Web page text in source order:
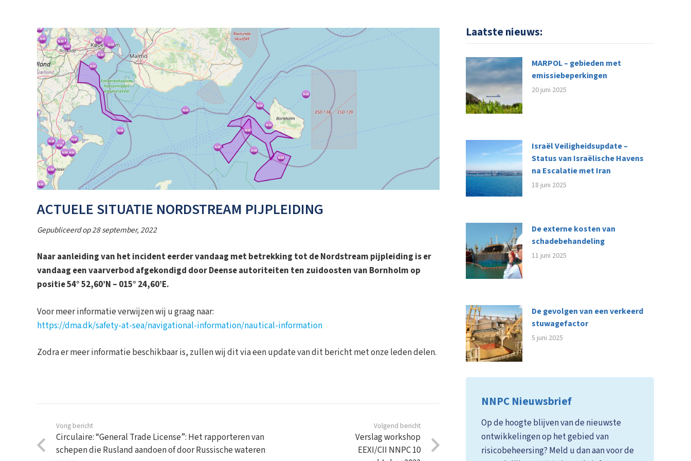
ACTUELE SITUATIE NORDSTREAM PIJPLEIDING
Gepubliceerd op28 september, 2022
Naar aanleiding van het incident eerder vandaag met betrekking tot de Nordstream pijpleiding is er
vandaag een vaarverbod afgekondigd door Deense autoriteiten ten zuidoosten van Bornholm op
positie 54° 52,60’N – 015° 24,60’E.
Voor meer informatie verwijzen wij u graag naar:
https://dma.dk/safety-at-sea/navigational-information/nautical-information
Zodra er meer informatie beschikbaar is, zullen wij dit via een update van dit bericht met onze leden delen.
Vorig bericht
Circulaire: “General Trade License”: Het rapporteren van
schepen die Rusland aandoen of door Russische wateren
Volgend bericht
Verslag workshop
EEXI/CII NNPC 10
Laatste nieuws:
MARPOL – gebieden met
emissiebeperkingen
20 juni 2025
Israël Veiligheidsupdate –
Status van Israëlische Havens
na Escalatie met Iran
18 juni 2025
De externe kosten van
schadebehandeling
11 juni 2025
De gevolgen van een verkeerd
stuwagefactor
5 juni 2025
NNPC Nieuwsbrief
Op de hoogte blijven van de nieuwste
ontwikkelingen op het gebied van
risicobeheersing? Meld u dan aan voor de